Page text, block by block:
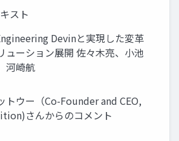
スト
Devinと実現した変革
ューション展開 佐々木亮、小池
河崎航
トウー（Co-Founder and CEO,
さんからのコメント